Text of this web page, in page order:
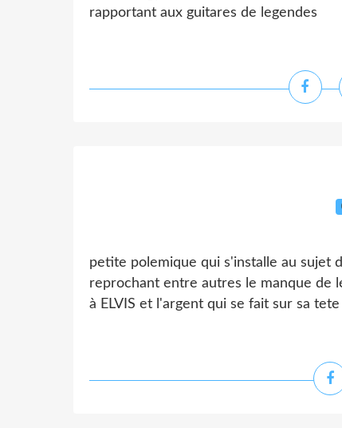
rapportant aux guitares de legendes
petite polemique qui s'installe au sujet
reprochant entre autres le manque de
à ELVIS et l'argent qui se fait sur sa